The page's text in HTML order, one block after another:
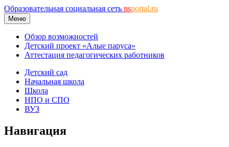
Образовательная социальная сеть nsportal.ru
Меню
Обзор возможностей
Детский проект «Алые паруса»
Аттестация педагогических работников
Детский сад
Начальная школа
Школа
НПО и СПО
ВУЗ
Навигация